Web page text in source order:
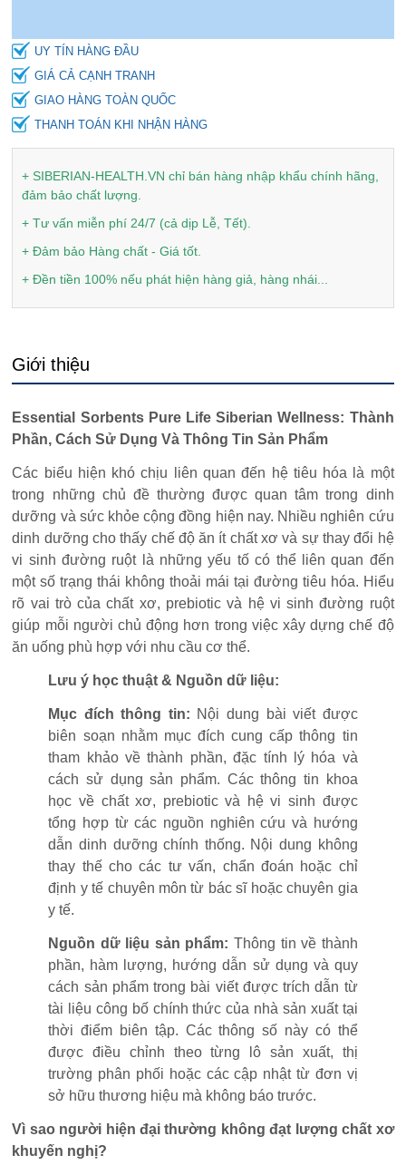
UY TÍN HÀNG ĐẦU
GIÁ CẢ CẠNH TRANH
GIAO HÀNG TOÀN QUỐC
THANH TOÁN KHI NHẬN HÀNG
+ SIBERIAN-HEALTH.VN chỉ bán hàng nhập khẩu chính hãng,
đảm bảo chất lượng.
+ Tư vấn miễn phí 24/7 (cả dịp Lễ, Tết).
+ Đảm bảo Hàng chất - Giá tốt.
+ Đền tiền 100% nếu phát hiện hàng giả, hàng nhái...
Giới thiệu
Essential Sorbents Pure Life Siberian Wellness: Thành
Phần, Cách Sử Dụng Và Thông Tin Sản Phẩm
Các biểu hiện khó chịu liên quan đến hệ tiêu hóa là một
trong những chủ đề thường được quan tâm trong dinh
dưỡng và sức khỏe cộng đồng hiện nay. Nhiều nghiên cứu
dinh dưỡng cho thấy chế độ ăn ít chất xơ và sự thay đổi hệ
vi sinh đường ruột là những yếu tố có thể liên quan đến
một số trạng thái không thoải mái tại đường tiêu hóa. Hiểu
rõ vai trò của chất xơ, prebiotic và hệ vi sinh đường ruột
giúp mỗi người chủ động hơn trong việc xây dựng chế độ
ăn uống phù hợp với nhu cầu cơ thể.
Lưu ý học thuật & Nguồn dữ liệu:
Mục đích thông tin: Nội dung bài viết được
biên soạn nhằm mục đích cung cấp thông tin
tham khảo về thành phần, đặc tính lý hóa và
cách sử dụng sản phẩm. Các thông tin khoa
học về chất xơ, prebiotic và hệ vi sinh được
tổng hợp từ các nguồn nghiên cứu và hướng
dẫn dinh dưỡng chính thống. Nội dung không
thay thế cho các tư vấn, chẩn đoán hoặc chỉ
định y tế chuyên môn từ bác sĩ hoặc chuyên gia
y tế.
Nguồn dữ liệu sản phẩm: Thông tin về thành
phần, hàm lượng, hướng dẫn sử dụng và quy
cách sản phẩm trong bài viết được trích dẫn từ
tài liệu công bố chính thức của nhà sản xuất tại
thời điểm biên tập. Các thông số này có thể
được điều chỉnh theo từng lô sản xuất, thị
trường phân phối hoặc các cập nhật từ đơn vị
sở hữu thương hiệu mà không báo trước.
Vì sao người hiện đại thường không đạt lượng chất xơ
khuyến nghị?